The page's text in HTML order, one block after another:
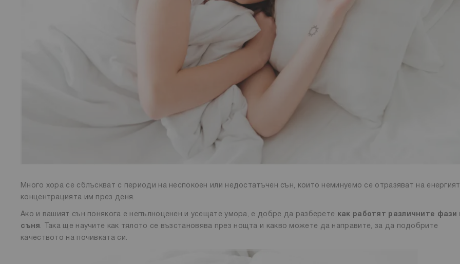
Много хора се сблъскват с периоди на неспокоен или недостатъчен сън, които неминуемо се отразяват на
концентрацията им през деня.
Ако и вашият сън понякога е непълноценен и усещате умора, е добре да разберете
как работят различните фази
съня . Така ще научите как тялото се възстановява през нощта и какво можете да направите, за да подобрите
качеството на почивката си.